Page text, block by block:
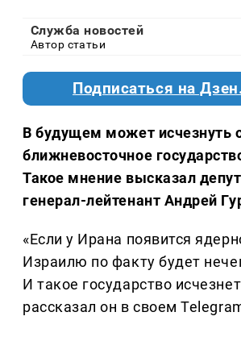
Служба новостей
Автор статьи
Подписаться на
В будущем может исчезнуть
ближневосточное
Такое мнение высказал
генерал-лейтенант Андрей
«Если у Ирана появится
Израилю по факту будет
И такое государство
рассказал он в своем